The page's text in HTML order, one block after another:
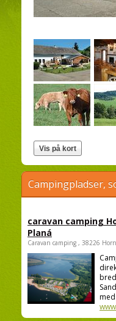
Campingpladser,
caravan camping
Planá
Caravan camping , 38226
med